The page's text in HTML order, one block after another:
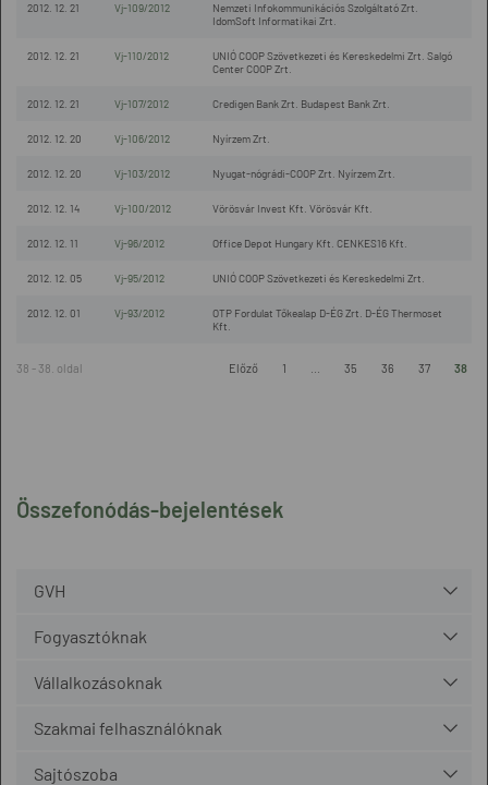
Összefonódás-bejelentések
GVH
Fogyasztóknak
Vállalkozásoknak
Szakmai felhasználóknak
Sajtószoba
2012. 12. 21 Vj-109/2012
Nemzeti Infokommunikációs Szolgáltató Zrt.
IdomSoft Informatikai Zrt.
2012. 12. 21 Vj-110/2012
UNIÓ COOP Szövetkezeti és Kereskedelmi Zrt. Salgó
Center COOP Zrt.
2012. 12. 21 Vj-107/2012 Credigen Bank Zrt. Budapest Bank Zrt.
2012. 12. 20 Vj-106/2012 Nyírzem Zrt.
2012. 12. 20 Vj-103/2012 Nyugat-nógrádi-COOP Zrt. Nyírzem Zrt.
2012. 12. 14 Vj-100/2012 Vörösvár Invest Kft. Vörösvár Kft.
2012. 12. 11 Vj-96/2012 Office Depot Hungary Kft. CENKES16 Kft.
2012. 12. 05 Vj-95/2012 UNIÓ COOP Szövetkezeti és Kereskedelmi Zrt.
2012. 12. 01 Vj-93/2012
OTP Fordulat Tőkealap D-ÉG Zrt. D-ÉG Thermoset
Kft.
38 - 38. oldal Előző 1 35 36 37 38